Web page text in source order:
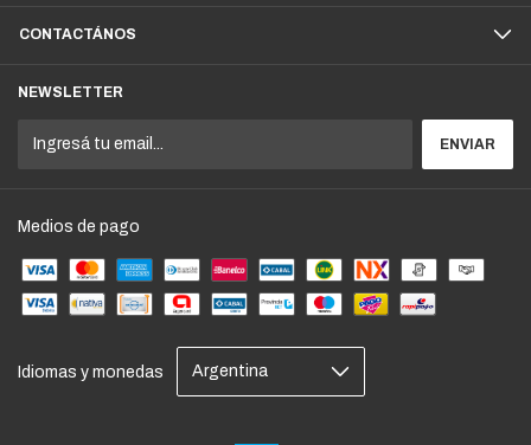
CONTACTÁNOS
NEWSLETTER
Medios de pago
Idiomas y monedas